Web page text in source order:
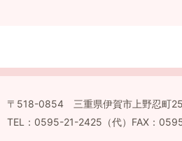
〒518-0854 三重県伊賀市上野忍町
TEL：0595-21-2425（代）FAX：